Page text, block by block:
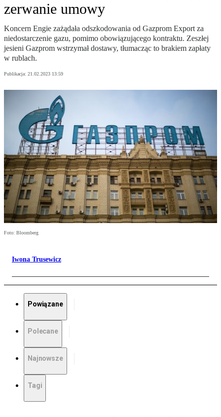
zerwanie umowy
Koncern Engie zażądała odszkodowania od Gazprom Export za
niedostarczenie gazu, pomimo obowiązującego kontraktu. Zeszłej
jesieni Gazprom wstrzymał dostawy, tłumacząc to brakiem zapłaty
w rublach.
Publikacja: 21.02.2023 13:59
Foto: Bloomberg
Iwona Trusewicz
Powiązane
Polecane
Najnowsze
Tagi